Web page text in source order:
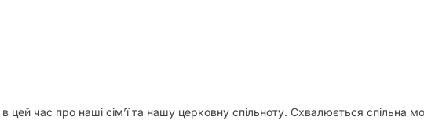
час про наші сім’ї та нашу церковну спільноту. Схвалюється спільна